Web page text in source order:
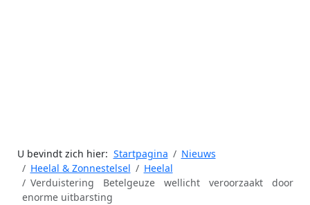
U bevindt zich hier: Startpagina
Nieuws
Heelal & Zonnestelsel
Heelal
Verduistering Betelgeuze wellicht veroorzaakt door
enorme uitbarsting